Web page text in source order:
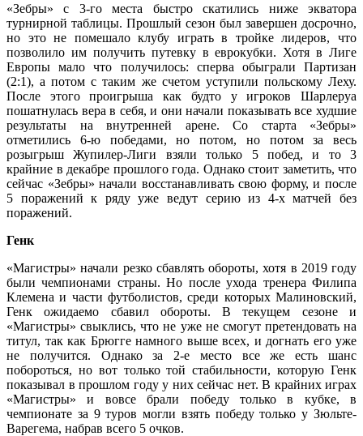
«Зебры» с 3-го места быстро скатились ниже экватора
турнирной таблицы. Прошлый сезон был завершен досрочно,
но это не помешало клубу играть в тройке лидеров, что
позволило им получить путевку в еврокубки. Хотя в Лиге
Европы мало что получилось: сперва обыграли Партизан
(2:1), а потом с таким же счетом уступили польскому Леху.
После этого проигрыша как будто у игроков Шарлеруа
пошатнулась вера в себя, и они начали показывать все худшие
результаты на внутренней арене. Со старта «Зебры»
отметились 6-ю победами, но потом, но потом за весь
розыгрыш Жупилер-Лиги взяли только 5 побед, и то 3
крайние в декабре прошлого года. Однако стоит заметить, что
сейчас «Зебры» начали восстанавливать свою форму, и после
5 поражений к ряду уже ведут серию из 4-х матчей без
поражений.
Генк
«Магистры» начали резко сбавлять обороты, хотя в 2019 году
были чемпионами страны. Но после ухода тренера Филипа
Клемена и части футболистов, среди которых Малиновский,
Генк ожидаемо сбавил обороты. В текущем сезоне и
«Магистры» свыклись, что не уже не смогут претендовать на
титул, так как Брюгге намного выше всех, и догнать его уже
не получится. Однако за 2-е место все же есть шанс
побороться, но вот только той стабильности, которую Генк
показывал в прошлом году у них сейчас нет. В крайних играх
«Магистры» и вовсе брали победу только в кубке, в
чемпионате за 9 туров могли взять победу только у Зюльте-
Варегема, набрав всего 5 очков.